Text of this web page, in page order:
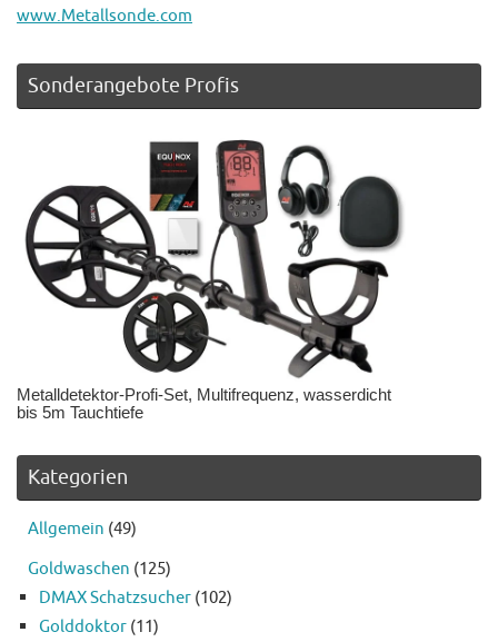
www.Metallsonde.com
Sonderangebote Profis
Metalldetektor-Profi-Set, Multifrequenz, wasserdicht
bis 5m Tauchtiefe
Kategorien
Allgemein (49)
Goldwaschen (125)
DMAX Schatzsucher (102)
Golddoktor (11)